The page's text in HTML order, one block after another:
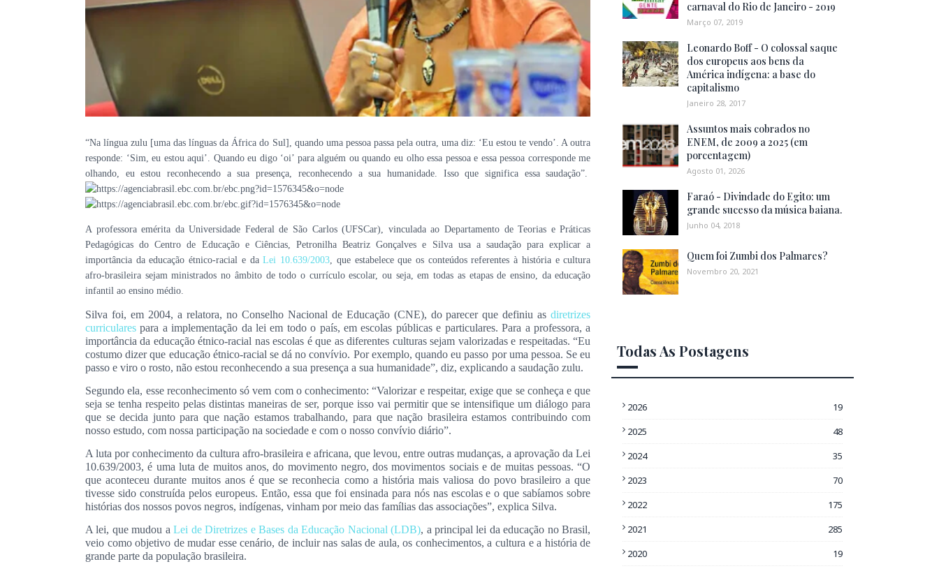
“Na língua zulu [uma das línguas da África do Sul], quando uma pessoa passa pela outra, uma diz: ‘Eu estou te vendo’. A outra
responde: ‘Sim, eu estou aqui’. Quando eu digo ‘oi’ para alguém ou quando eu olho essa pessoa e essa pessoa corresponde me
olhando, eu estou reconhecendo a sua presença, reconhecendo a sua humanidade. Isso que significa essa saudação”.
A professora emérita da Universidade Federal de São Carlos (UFSCar), vinculada ao Departamento de Teorias e Práticas
Pedagógicas do Centro de Educação e Ciências, Petronilha Beatriz Gonçalves e Silva usa a saudação para explicar a
importância da educação étnico-racial e daLei 10.639/2003 , que estabelece que os conteúdos referentes à história e cultura
afro-brasileira sejam ministrados no âmbito de todo o currículo escolar, ou seja, em todas as etapas de ensino, da educação
infantil ao ensino médio.
Silva foi, em 2004, a relatora, no Conselho Nacional de Educação (CNE), do parecer que definiu asdiretrizes
curriculares para a implementação da lei em todo o país, em escolas públicas e particulares. Para a professora, a
importância da educação étnico-racial nas escolas é que as diferentes culturas sejam valorizadas e respeitadas. “Eu
costumo dizer que educação étnico-racial se dá no convívio. Por exemplo, quando eu passo por uma pessoa. Se eu
passo e viro o rosto, não estou reconhecendo a sua presença a sua humanidade”, diz, explicando a saudação zulu.
Segundo ela, esse reconhecimento só vem com o conhecimento: “Valorizar e respeitar, exige que se conheça e que
seja se tenha respeito pelas distintas maneiras de ser, porque isso vai permitir que se intensifique um diálogo para
que se decida junto para que nação estamos trabalhando, para que nação brasileira estamos contribuindo com
nosso estudo, com nossa participação na sociedade e com o nosso convívio diário”.
A luta por conhecimento da cultura afro-brasileira e africana, que levou, entre outras mudanças, a aprovação da Lei
10.639/2003, é uma luta de muitos anos, do movimento negro, dos movimentos sociais e de muitas pessoas. “O
que aconteceu durante muitos anos é que se reconhecia como a história mais valiosa do povo brasileiro a que
tivesse sido construída pelos europeus. Então, essa que foi ensinada para nós nas escolas e o que sabíamos sobre
histórias dos nossos povos negros, indígenas, vinham por meio das famílias das associações”, explica Silva.
A lei, que mudou aLei de Diretrizes e Bases da Educação Nacional (LDB), a principal lei da educação no Brasil,
veio como objetivo de mudar esse cenário, de incluir nas salas de aula, os conhecimentos, a cultura e a história de
grande parte da população brasileira.
carnaval do Rio de Janeiro - 2019
Março 07, 2019
Leonardo Boff - O colossal saque
dos europeus aos bens da
América indígena: a base do
capitalismo
Janeiro 28, 2017
Assuntos mais cobrados no
ENEM, de 2009 a 2025 (em
porcentagem)
Agosto 01, 2026
Faraó - Divindade do Egito: um
grande sucesso da música baiana.
Junho 04, 2018
Quem foi Zumbi dos Palmares?
Novembro 20, 2021
Todas As Postagens
2026
19
2025
48
2024
35
2023
70
2022
175
2021
285
2020
19